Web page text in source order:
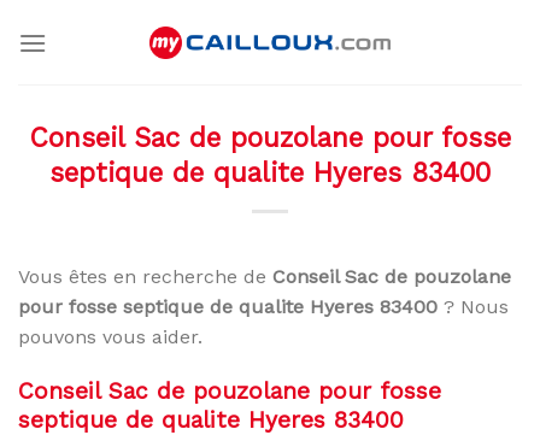
Conseil Sac de pouzolane pour fosse
septique de qualite Hyeres 83400
Vous êtes en recherche de Conseil Sac de pouzolane
pour fosse septique de qualite Hyeres 83400 ? Nous
pouvons vous aider.
Conseil Sac de pouzolane pour fosse
septique de qualite Hyeres 83400